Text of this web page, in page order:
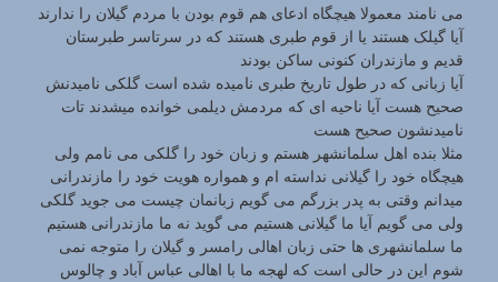
می نامند معمولا هیچگاه ادعای هم قوم بودن با مردم گیلان را ندارند
آیا گیلک هستند یا از قوم طبری هستند که در سرتاسر طبرستان
قدیم و مازندران کنونی ساکن بودند
آیا زبانی که در طول تاریخ طبری نامیده شده است گلکی نامیدنش
صحیح هست آیا ناحیه ای که مردمش دیلمی خوانده میشدند تات
نامیدنشون صحیح هست
مثلا بنده اهل سلمانشهر هستم و زبان خود را گلکی می نامم ولی
هیچگاه خود را گیلانی نداسته ام و همواره هویت خود را مازندرانی
میدانم وقتی به پدر بزرگم می گویم زبانمان چیست می جوید گلکی
ولی می گویم آیا ما گیلانی هستیم می گوید نه ما مازندرانی هستیم
ما سلمانشهری ها حتی زبان اهالی رامسر و گیلان را متوجه نمی
شوم این در حالی است که لهجه ما با اهالی عباس آباد و چالوس